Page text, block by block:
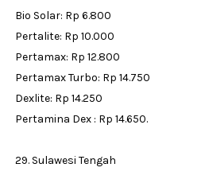
Bio Solar: Rp 6.800
Pertalite: Rp 10.000
Pertamax: Rp 12.800
Pertamax Turbo: Rp 14.750
Dexlite: Rp 14.250
Pertamina Dex : Rp 14.650.
29. Sulawesi Tengah